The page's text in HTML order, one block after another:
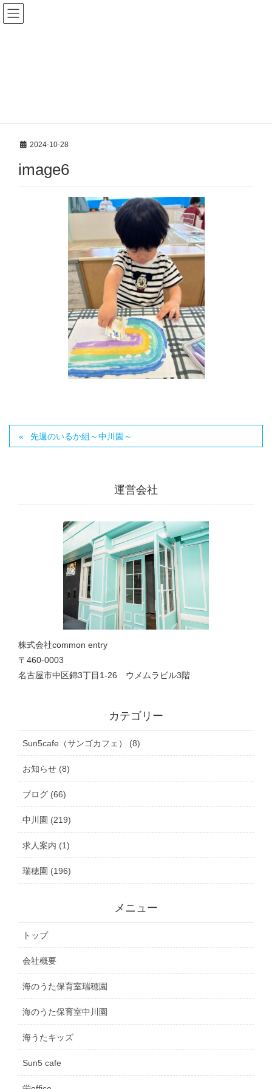
2024-10-28
image6
先週のいるか組～中川園～
運営会社
株式会社common entry
〒460-0003
名古屋市中区錦3丁目1‐26 ウメムラビル3階
カテゴリー
Sun5cafe（サンゴカフェ） (8)
お知らせ (8)
ブログ (66)
中川園 (219)
求人案内 (1)
瑞穂園 (196)
メニュー
トップ
会社概要
海のうた保育室瑞穂園
海のうた保育室中川園
海うたキッズ
Sun5 cafe